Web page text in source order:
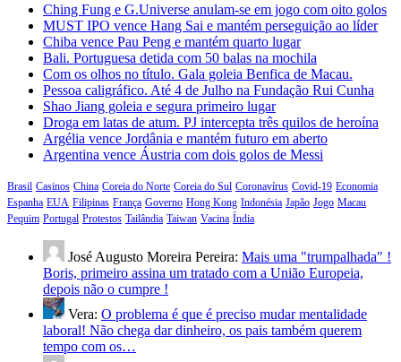
Ching Fung e G.Universe anulam-se em jogo com oito golos
MUST IPO vence Hang Sai e mantém perseguição ao líder
Chiba vence Pau Peng e mantém quarto lugar
Bali. Portuguesa detida com 50 balas na mochila
Com os olhos no título. Gala goleia Benfica de Macau.
Pessoa caligráfico. Até 4 de Julho na Fundação Rui Cunha
Shao Jiang goleia e segura primeiro lugar
Droga em latas de atum. PJ intercepta três quilos de heroína
Argélia vence Jordânia e mantém futuro em aberto
Argentina vence Áustria com dois golos de Messi
Brasil Casinos China Coreia do Norte Coreia do Sul Coronavírus Covid-19 Economia
Espanha EUA Filipinas França Governo Hong Kong Indonésia Japão Jogo Macau
Pequim Portugal Protestos Tailândia Taiwan Vacina Índia
José Augusto Moreira Pereira: Mais uma "trumpalhada" !
Boris, primeiro assina um tratado com a União Europeia,
depois não o cumpre !
Vera: O problema é que é preciso mudar mentalidade
laboral! Não chega dar dinheiro, os pais também querem
tempo com os…